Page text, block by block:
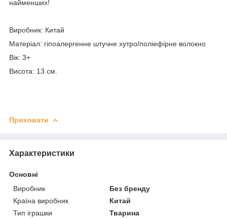
найменших!
Виробник: Китай
Матеріал: гіпоалергенне штучне хутро/поліефірне волокно
Вік: 3+
Висота: 13 см.
Приховати
Характеристики
Основні
Виробник
Без бренду
Країна виробник
Китай
Тип іграшки
Тварина